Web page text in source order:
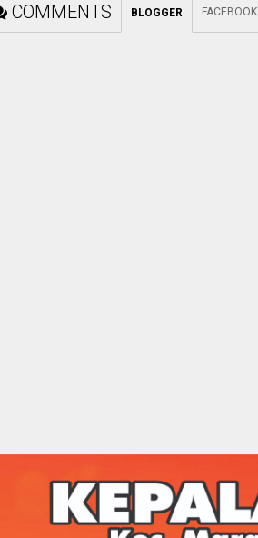
COMMENTS BLOGGER FACEBOOK